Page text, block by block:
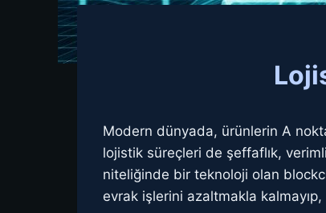
Modern dünyada, ürünlerin A
lojistik süreçleri de şeffaflık,
niteliğinde bir teknoloji olan
evrak işlerini azaltmakla